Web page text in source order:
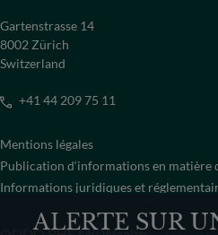
ALERTE SUR
Gartenstrasse 14
8002 Zürich
Switzerland
+41 44 209 75 11
Mentions légales
Publication d‘informations en matière
Informations juridiques et